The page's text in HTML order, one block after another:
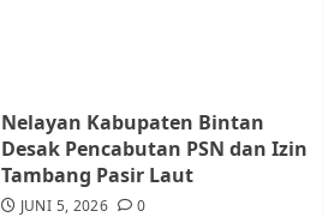
Warga Rempang Ajukan
Audiensi dengan Wali Kota
Nelayan Kabupaten Bintan
Desak Pencabutan PSN dan Izin
Tambang Pasir Laut
JUNI 5, 2026 0